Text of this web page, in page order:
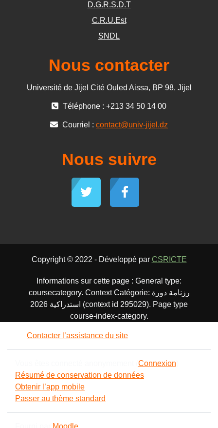
D.G.R.S.D.T
C.R.U.Est
SNDL
Nous contacter
Université de Jijel Cité Ouled Aissa, BP 98, Jijel
Téléphone : +213 34 50 14 00
Courriel : contact@univ-jijel.dz
Nous suivre
Copyright © 2022 - Développé par CSRICTE
Informations sur cette page : General type:
coursecategory. Context Catégorie: رزنامة دورة
استدراكية 2026 (context id 295029). Page type
course-index-category.
Contacter l’assistance du site
Connexion
Résumé de conservation de données
Obtenir l’app mobile
Passer au thème standard